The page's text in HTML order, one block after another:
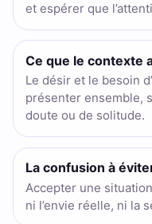
et espérer que
Ce que le contexte
Le désir et le besoin
présenter ensemble,
doute ou de solitude.
La confusion à
Accepter une
ni l’envie réelle, ni la